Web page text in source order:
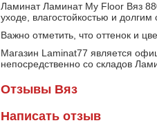
Ламинат Ламинат My Floor Вяз
уходе, влагостойкостью и долгим
Важно отметить, что оттенок и
Магазин Laminat77 является
непосредственно со складов
Отзывы Вяз
Написать отзыв